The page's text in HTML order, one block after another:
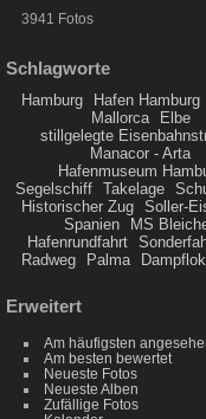
3941 Fotos
Schlagworte
Hamburg Hafen Hamburg
Mallorca
Elbe
stillgelegte
Manacor - Arta
Hafenmuseum
Segelschiff
Takelage
Historischer Zug
Soller-
Spanien
MS
Hafenrundfahrt
Radweg
Palma
Erweitert
Am häufigsten
Am besten bewertet
Neueste Fotos
Neueste Alben
Zufällige Fotos